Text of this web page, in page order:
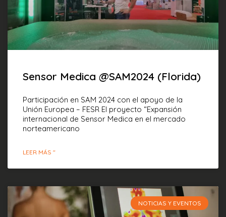
Sensor Medica @SAM2024 (Florida)
Participación en SAM 2024 con el apoyo de la
Unión Europea – FESR El proyecto “Expansión
internacional de Sensor Medica en el mercado
norteamericano
LEER MÁS "
NOTICIAS Y EVENTOS